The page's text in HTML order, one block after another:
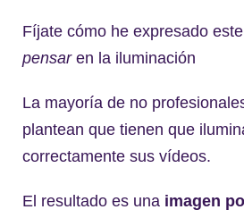
Fíjate cómo he expresado
pensaren la iluminación
La mayoría de no
plantean que tienen que
correctamente sus vídeos.
El resultado es una imagen